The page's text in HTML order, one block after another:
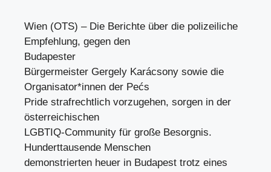
Wien (OTS) – Die Berichte über die polizeiliche
Empfehlung, gegen den
Budapester
Bürgermeister Gergely Karácsony sowie die
Organisator*innen der Pećs
Pride strafrechtlich vorzugehen, sorgen in der
österreichischen
LGBTIQ-Community für große Besorgnis.
Hunderttausende Menschen
demonstrierten heuer in Budapest trotz eines